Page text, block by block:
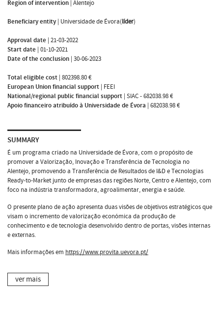
Region of intervention | Alentejo
Beneficiary entity| Universidade de Évora(líder)
Approval date | 21-03-2022
Start date | 01-10-2021
Date of the conclusion | 30-06-2023
Total eligible cost | 802398.80 €
European Union financial support | FEEI
National/regional public financial support | SIAC - 682038.98 €
Apoio financeiro atribuído à Universidade de Évora | 682038.98 €
SUMMARY
É um programa criado na Universidade de Évora, com o propósito de
promover a Valorização, Inovação e Transferência de Tecnologia no
Alentejo, promovendo a Transferência de Resultados de I&D e Tecnologias
Ready-to-Market junto de empresas das regiões Norte, Centro e Alentejo, com
foco na indústria transformadora, agroalimentar, energia e saúde.
O presente plano de ação apresenta duas visões de objetivos estratégicos que
visam o incremento de valorização económica da produção de
conhecimento e de tecnologia desenvolvido dentro de portas, visões internas
e externas.
Mais informações em https://www.provita.uevora.pt/
ver mais